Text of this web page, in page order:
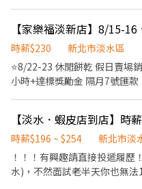
2）可積極主動接觸消費者銷
會(9/1 18:30~20:30 ) 4）部分店家需配合平日至店家辦理店家駐廠
時請假 ⚠️備註 ﹡本活動由品牌方主辦，請勿前往門市洽詢，以免造
成困擾，感謝理解！ ﹡履歷眾
知者也敬請見諒。 ﹡請直接
主動聯繫適合的你。 ﹡於活
取，歡迎直接與人資聯繫！
時薪$230
新北市淡水區
⭐8/22-23 休閒餅乾 假日賣場
小時+達標獎勵金 隔月7號匯
段：週六、週日 17:30-18:30
司提供品牌短袖上衣 自備：自
鬚)、乾淨白鞋 【我們希望你
慮，如果檔期能全程參與更棒
準時守紀的王者！ 【這樣應徵
時薪$196 ~ $254
新北市淡
！！！有興趣請直接投遞履
水)，不然面試老半天你也無